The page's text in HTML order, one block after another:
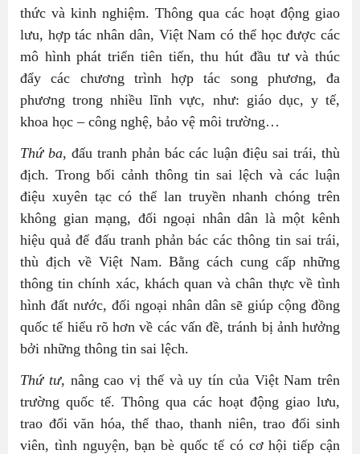
thức và kinh nghiệm. Thông qua các hoạt động giao
lưu, hợp tác nhân dân, Việt Nam có thể học được các
mô hình phát triển tiên tiến, thu hút đầu tư và thúc
đẩy các chương trình hợp tác song phương, đa
phương trong nhiều lĩnh vực, như: giáo dục, y tế,
khoa học – công nghệ, bảo vệ môi trường…
Thứ ba, đấu tranh phản bác các luận điệu sai trái, thù
địch. Trong bối cảnh thông tin sai lệch và các luận
điệu xuyên tạc có thể lan truyền nhanh chóng trên
không gian mạng, đối ngoại nhân dân là một kênh
hiệu quả để đấu tranh phản bác các thông tin sai trái,
thù địch về Việt Nam. Bằng cách cung cấp những
thông tin chính xác, khách quan và chân thực về tình
hình đất nước, đối ngoại nhân dân sẽ giúp cộng đồng
quốc tế hiểu rõ hơn về các vấn đề, tránh bị ảnh hưởng
bởi những thông tin sai lệch.
Thứ tư, nâng cao vị thế và uy tín của Việt Nam trên
trường quốc tế. Thông qua các hoạt động giao lưu,
trao đổi văn hóa, thể thao, thanh niên, trao đổi sinh
viên, tình nguyện, bạn bè quốc tế có cơ hội tiếp cận